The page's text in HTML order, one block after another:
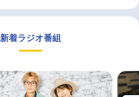
新着ラジオ番組